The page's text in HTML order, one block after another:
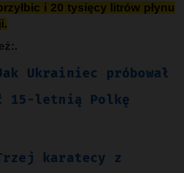
i 20 tysięcy litrów płynu
Ukrainiec próbował
15-letnią Polkę
karatecy z